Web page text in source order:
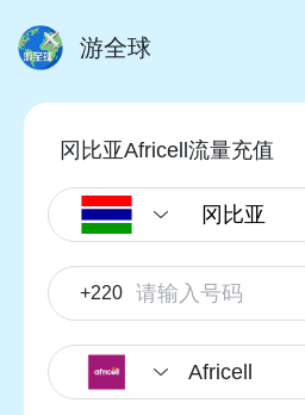
游全球
冈比亚Africell流量充值
+220
Africell